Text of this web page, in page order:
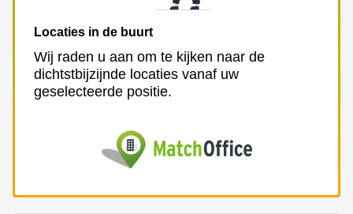
Locaties in de buurt
Wij raden u aan om te kijken naar de
dichtstbijzijnde locaties vanaf uw
geselecteerde positie.